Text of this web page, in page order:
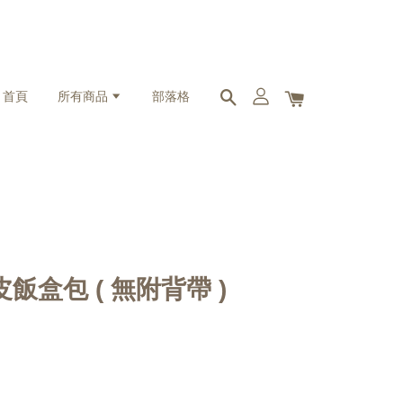
首頁 所有商品 部落格
盒包 ( 無附背帶 )